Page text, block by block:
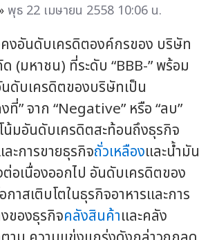
พุธ 22 เมษายน 2558 10:06 น.
คงอันดับเครดิตองค์กรของ บริษัท
(มหาชน) ที่ระดับ “BBB-” พร้อม
ดับเครดิตของบริษัทเป็น
ที่” จาก “Negative” หรือ “ลบ”
น้มอันดับเครดิตสะท้อนถึงธุรกิจ
ะการขายธุรกิจถั่วเหลืองและน้ำมัน
อเนื่องออกไป อันดับเครดิตของ
าสเติบโตในธุรกิจอาหารและการ
ของธุรกิจคลังสินค้าและคลัง